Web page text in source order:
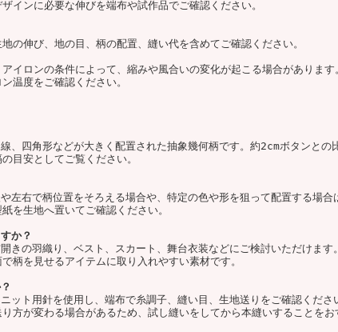
インに必要な伸びを端布や試作品でご確認ください。
の伸び、地の目、柄の配置、縫い代を含めてご確認ください。
イロンの条件によって、縮みや風合いの変化が起こる場合があります
温度をご確認ください。
、四角形などが大きく配置された抽象幾何柄です。約2cmボタンとの
目安としてご覧ください。
右で柄位置をそろえる場合や、特定の色や形を狙って配置する場合
を生地へ置いてご確認ください。
か？
きの羽織り、ベスト、スカート、舞台衣装などにご検討いただけます
柄を見せるアイテムに取り入れやすい素材です。
ト用針を使用し、端布で糸調子、縫い目、生地送りをご確認くださ
方が変わる場合があるため、試し縫いをしてから本縫いすることをお